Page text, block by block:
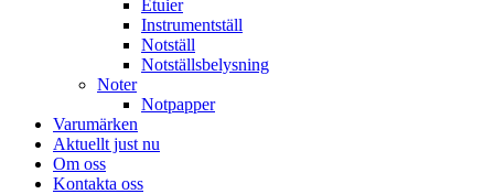
Etuier
Instrumentställ
Notställ
Notställsbelysning
Noter
Notpapper
Varumärken
Aktuellt just nu
Om oss
Kontakta oss